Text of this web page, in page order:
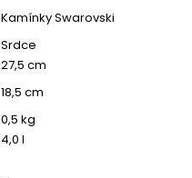
Kamínky Swarovski
Srdce
27,5 cm
18,5 cm
0,5 kg
4,0 l